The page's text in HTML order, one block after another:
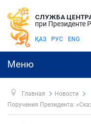
СЛУЖБА
при Президенте
ҚАЗ РУС ENG
Меню
Главная
Новости
Поручения Президента: